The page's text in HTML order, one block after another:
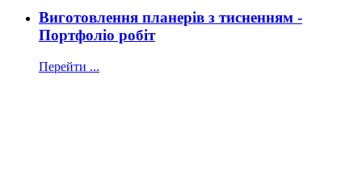
Виготовлення планерів з тисненням -
Портфоліо робіт
Перейти ...